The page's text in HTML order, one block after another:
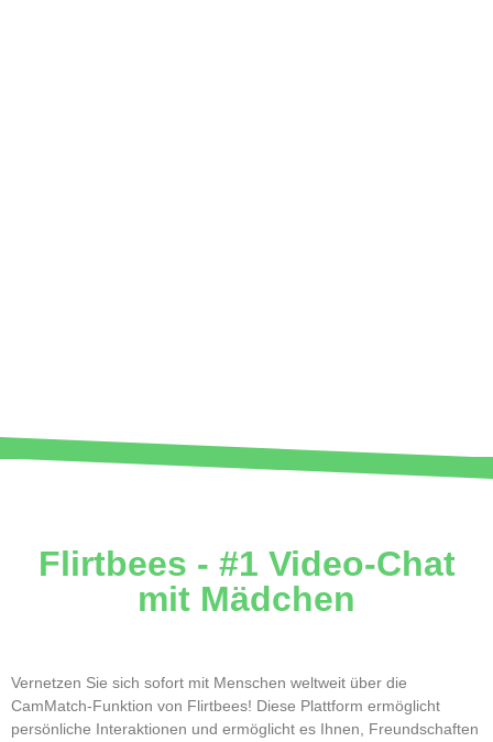
Flirtbees - #1 Video-Chat
mit Mädchen
Vernetzen Sie sich sofort mit Menschen weltweit über die
CamMatch-Funktion von Flirtbees! Diese Plattform ermöglicht
persönliche Interaktionen und ermöglicht es Ihnen, Freundschaften